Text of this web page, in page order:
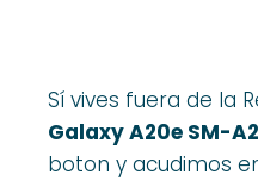
Sí vives fuera de la
Galaxy A20e SM-
boton y acudimos